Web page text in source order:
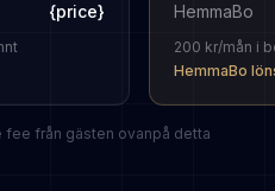
{price}
HemmaBo
200 kr/mån i
HemmaBo
fee från gästen ovanpå detta